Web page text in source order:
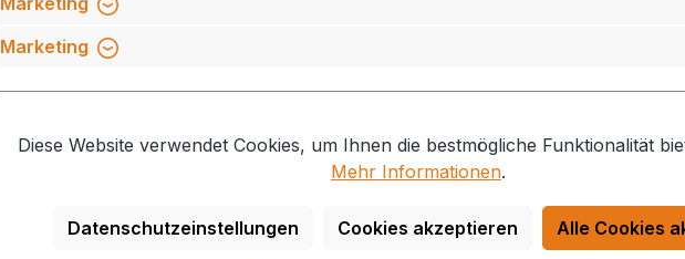
verfügbar
14,95 €*
10 %
Marketing
Diese Website verwendet Cookies, um Ihnen die bestmögliche Funktionalität
Mehr Informationen.
Datenschutzeinstellungen Cookies akzeptieren Alle Cookies